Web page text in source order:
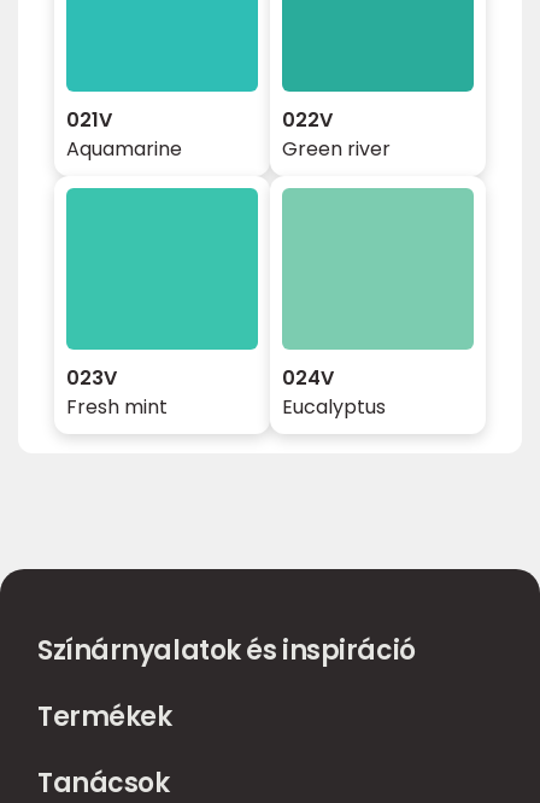
021V
Aquamarine
022V
Green river
023V
Fresh mint
024V
Eucalyptus
Színárnyalatok és inspiráció
Termékek
Tanácsok